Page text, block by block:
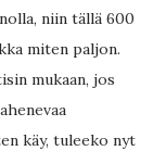
niin tällä 600
miten paljon.
mukaan, jos
käy, tuleeko nyt